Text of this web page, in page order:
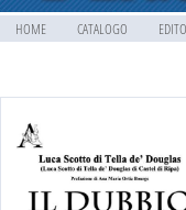
HOME CATALOGO